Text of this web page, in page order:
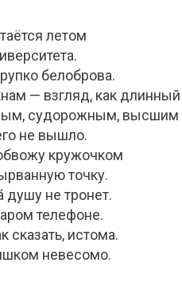
летом
белоброва.
— взгляд, как длинный
судорожным,
не вышло.
кружочком
точку.
душу не тронет.
телефоне.
сказать, истома.
невесомо.